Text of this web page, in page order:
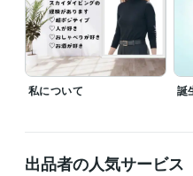
堂々とクーポン使ってね！
https://coconala.com/pservices/
✼••┈┈┈┈••✼••┈┈┈┈••✼
断続的に待機しています。
私について 誕
出品者の人気サービス